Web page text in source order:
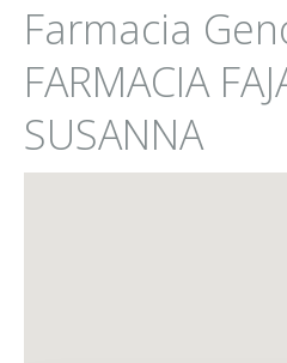
Farmacia
FARMACIA
SUSANNA